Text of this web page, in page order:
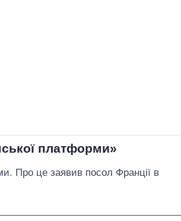
платформи»
Про це заявив посол Франції в